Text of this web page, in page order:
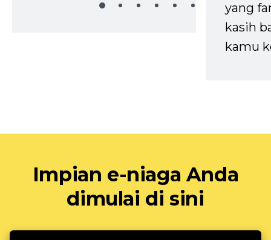
yang
kasih
kamu
Impian e-niaga Anda
dimulai di sini